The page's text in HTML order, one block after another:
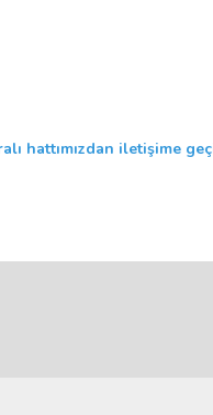
hattımızdan iletişime